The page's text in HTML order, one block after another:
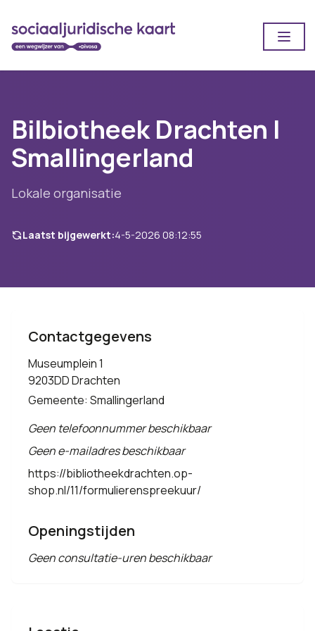
Bilbiotheek Drachten |
Smallingerland
Lokale organisatie
Laatst bijgewerkt:4-5-2026 08:12:55
Contactgegevens
Museumplein 1
9203DD Drachten
Gemeente: Smallingerland
Geen telefoonnummer beschikbaar
Geen e-mailadres beschikbaar
https://bibliotheekdrachten.op-
shop.nl/11/formulierenspreekuur/
Openingstijden
Geen consultatie-uren beschikbaar